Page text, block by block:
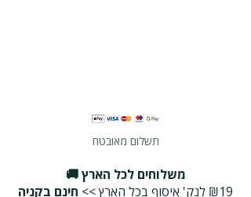
תשלום מאובטח
משלוחים לכל הארץ 🚚
₪19 לנק' איסוף בכל הארץ >>
חינם בקניה